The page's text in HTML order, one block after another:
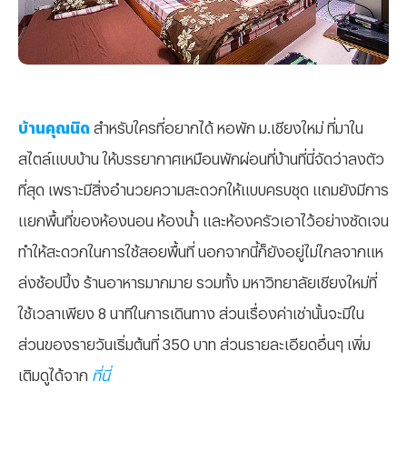
บ้านคุณนิด สำหรับใครที่อยากได้ หอพัก ม.เชียงใหม่ ที่มาใน
สไตล์แบบบ้าน ให้บรรยากาศเหมือนพักผ่อนที่บ้านที่นี่จัดว่าลงตัว
ที่สุด เพราะมีสิ่งอำนวยความสะดวกให้แบบครบชุด แถมยังมีการ
แยกพื้นที่ของห้องนอน ห้องน้ำ และห้องครัวเอาไว้อย่างชัดเจน
ทำให้สะดวกในการใช้สอยพื้นที่ นอกจากนี้ก็ยังอยู่ไม่ไกลจากแห
ล่งช้อปปิ้ง ร้านอาหารมากมาย รวมทั้ง มหาวิทยาลัยเชียงใหม่ที่
ใช้เวลาเพียง 8 นาทีในการเดินทาง ส่วนเรื่องค่าเช่านั้นจะมีใน
ส่วนของรายวันเริ่มต้นที่ 350 บาท ส่วนรายละเอียดอื่นๆ เพิ่ม
เติมดูได้จาก ที่นี่